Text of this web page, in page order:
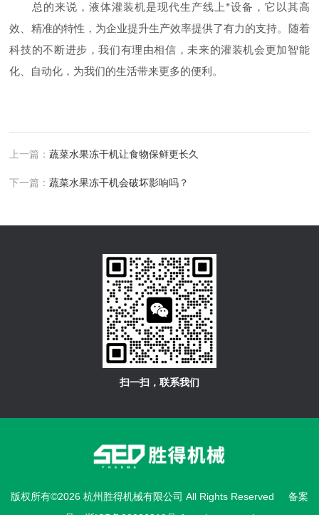
总的来说，液体灌装机是现代生产线上*设备，它以其高
效、精准的特性，为企业提升生产效率提供了有力的支持。随着
科技的不断进步，我们有理由相信，未来的灌装机会更加智能
化、自动化，为我们的生活带来更多的便利。
上一篇：蔬菜水果冻干机让食物保鲜更长久
下一篇：蔬菜水果冻干机会破坏影响吗？
扫一扫，联系我们
版权所有©2026 杭州胜得机械有限公司 All Rights Reserved 备案